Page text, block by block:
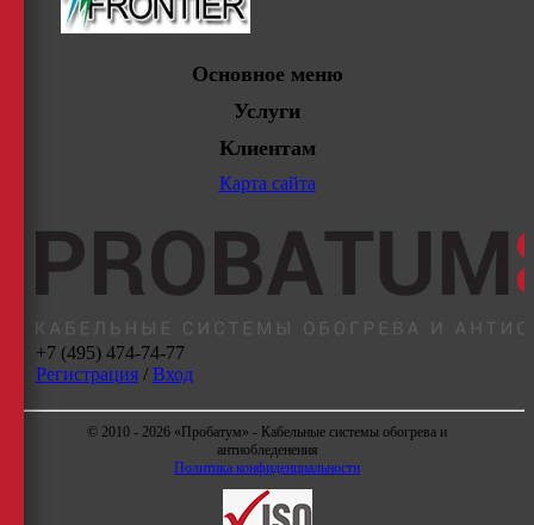
Основное меню
Услуги
Клиентам
Карта сайта
+7 (495) 474-74-77
Регистрация/ Вход
© 2010 - 2026 «Пробатум» - Кабельные системы обогрева и
антиобледенения
Политика конфиденциальности